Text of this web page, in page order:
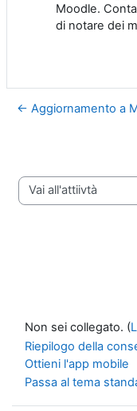
Moodle.
di notare dei
← Aggiornamento a
Vai all'attiivtà
Non sei collegato. (
Riepilogo della
Ottieni l'app mobile
Passa al tema